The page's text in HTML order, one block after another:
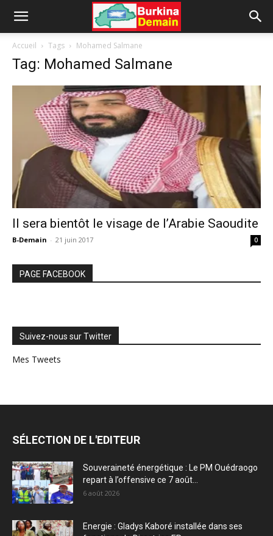
Accueil Tags Mohamed Salmane
Tag: Mohamed Salmane
Il sera bientôt le visage de l’Arabie Saoudite
B-Demain - 21 juin 2017 0
PAGE FACEBOOK
Suivez-nous sur Twitter
Mes Tweets
SÉLECTION DE L'EDITEUR
Souveraineté énergétique : Le PM Ouédraogo
repart à l’offensive ce 7 août...
6 août 2026
Energie : Gladys Kaboré installée dans ses